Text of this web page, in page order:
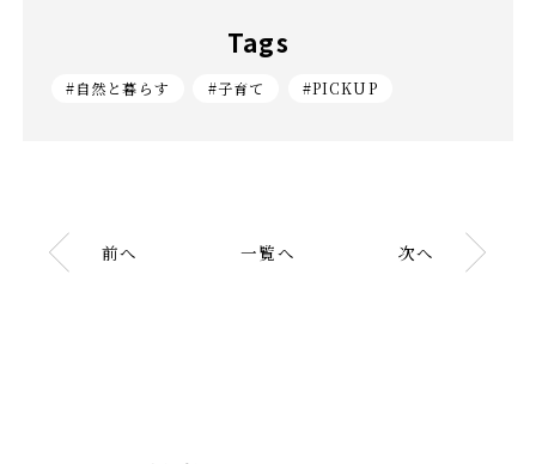
Tags
#自然と暮らす #子育て #PICKUP
前へ 一覧へ 次へ